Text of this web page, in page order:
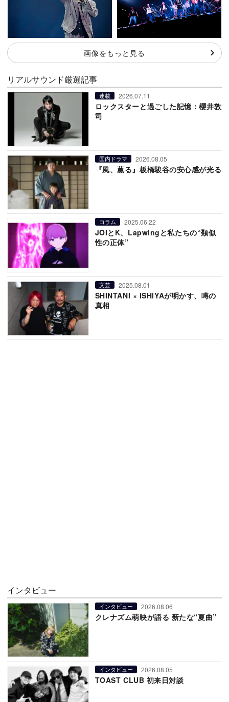
画像をもっと見る
リアルサウンド厳選記事
連載 2026.07.11
ロックスターと過ごした記憶：櫻井敦
司
国内ドラマ 2026.08.05
『風、薫る』板橋駿谷の安心感が光る
コラム 2025.06.22
JOIとK、Lapwingと私たちの“類似
性の正体”
文芸 2025.08.01
SHINTANI × ISHIYAが明かす、噂の
真相
インタビュー
インタビュー 2026.08.06
クレナズム萌映が語る 新たな“夏曲”
インタビュー 2026.08.05
TOAST CLUB 初来日対談